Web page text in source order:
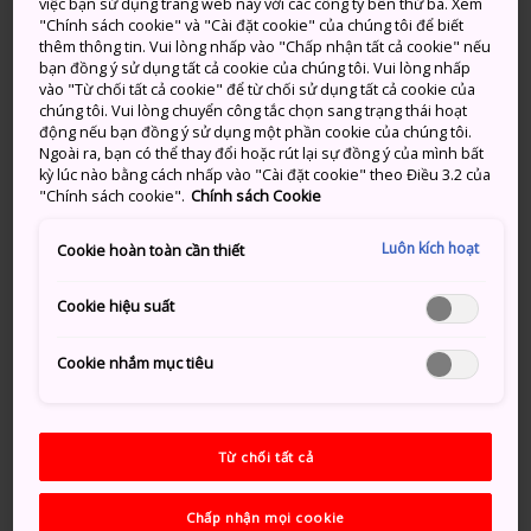
hút những vận động viên ưu tú
và hàng chục ngàn vận động
viên địa phương
Được tổ chức lần đầu tiên vào năm 2007, Giải chạy
Bản. Đây là một trong những giải marathon lớn nhất
nơi trên thế giới và người dân địa phương. Giải này
còn có cả những cuộc đua trên xe lăn dành cho cả nam
và nữ.
viên, bầu không khí cũng sẽ rất sôi động đấy.
Phương thức di chuyển
việc bạn sử dụng trang web này với các công ty bên thứ ba. Xem
"Chính sách cookie" và "Cài đặt cookie" của chúng tôi để biết
thêm thông tin. Vui lòng nhấp vào "Chấp nhận tất cả cookie" nếu
bạn đồng ý sử dụng tất cả cookie của chúng tôi. Vui lòng nhấp
vào "Từ chối tất cả cookie" để từ chối sử dụng tất cả cookie của
chúng tôi. Vui lòng chuyển công tắc chọn sang trạng thái hoạt
động nếu bạn đồng ý sử dụng một phần cookie của chúng tôi.
Ngoài ra, bạn có thể thay đổi hoặc rút lại sự đồng ý của mình bất
kỳ lúc nào bằng cách nhấp vào "Cài đặt cookie" theo Điều 3.2 của
"Chính sách cookie". Chính sách Cookie
Cookie hoàn toàn cần thiết Luôn kích hoạt
Cookie hiệu suất
Cookie nhắm mục tiêu
Từ chối tất cả
Chấp nhận mọi cookie